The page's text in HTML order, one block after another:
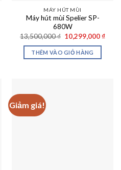
MÁY HÚT MÙI
Máy hút mùi Spelier SP-
680W
13,500,000₫ Giá
gốc
là:
13,500,000 ₫.
10,299,000 ₫Giá
THÊM VÀO GIỎ HÀNG
Giảm giá!